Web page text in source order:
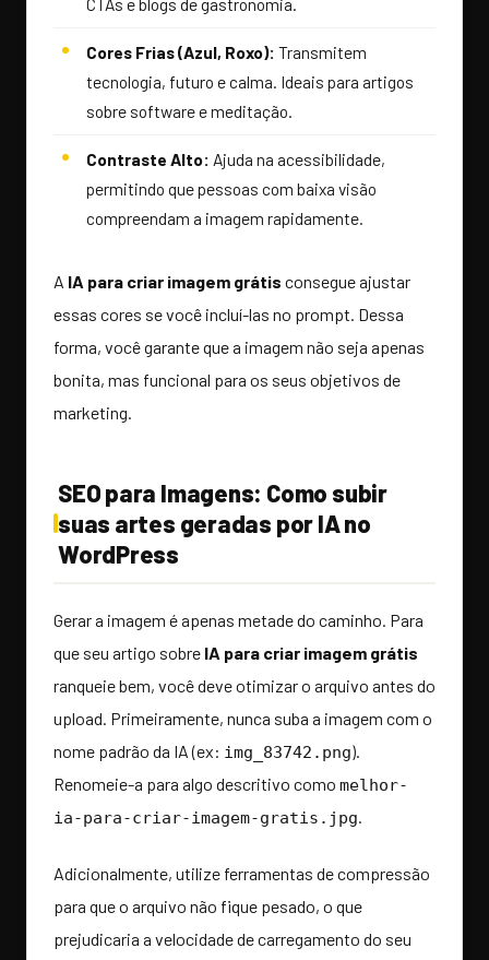
CTAs e blogs de gastronomia.
Cores Frias (Azul, Roxo): Transmitem
tecnologia, futuro e calma. Ideais para artigos
sobre software e meditação.
Contraste Alto: Ajuda na acessibilidade,
permitindo que pessoas com baixa visão
compreendam a imagem rapidamente.
A IA para criar imagem grátis consegue ajustar
essas cores se você incluí-las no prompt. Dessa
forma, você garante que a imagem não seja apenas
bonita, mas funcional para os seus objetivos de
marketing.
SEO para Imagens: Como subir
suas artes geradas por IA no
WordPress
Gerar a imagem é apenas metade do caminho. Para
que seu artigo sobre IA para criar imagem grátis
ranqueie bem, você deve otimizar o arquivo antes do
upload. Primeiramente, nunca suba a imagem com o
nome padrão da IA (ex: img_83742.png).
Renomeie-a para algo descritivo como melhor-
ia-para-criar-imagem-gratis.jpg.
Adicionalmente, utilize ferramentas de compressão
para que o arquivo não fique pesado, o que
prejudicaria a velocidade de carregamento do seu